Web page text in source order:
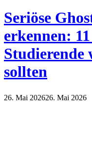
Seriöse
erkennen:
Studierende
sollten
26. Mai 202626. Mai 2026